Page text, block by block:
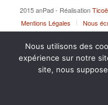
2015 anPad - Réalisation
Mentions Légales
Nous
Nous utilisons des
expérience sur notre
site, nous